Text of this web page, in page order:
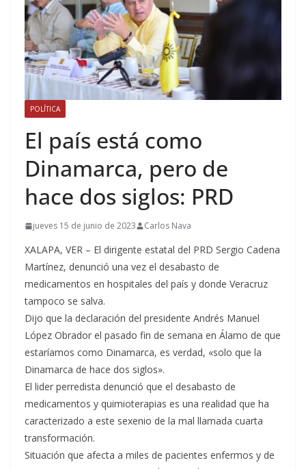
POLÍTICA
El país está como
Dinamarca, pero de
hace dos siglos: PRD
jueves 15 de junio de 2023 Carlos Nava
XALAPA, VER – El dirigente estatal del PRD Sergio Cadena
Martínez, denunció una vez el desabasto de
medicamentos en hospitales del país y donde Veracruz
tampoco se salva.
Dijo que la declaración del presidente Andrés Manuel
López Obrador el pasado fin de semana en Álamo de que
estaríamos como Dinamarca, es verdad, «solo que la
Dinamarca de hace dos siglos».
El lider perredista denunció que el desabasto de
medicamentos y quimioterapias es una realidad que ha
caracterizado a este sexenio de la mal llamada cuarta
transformación.
Situación que afecta a miles de pacientes enfermos y de